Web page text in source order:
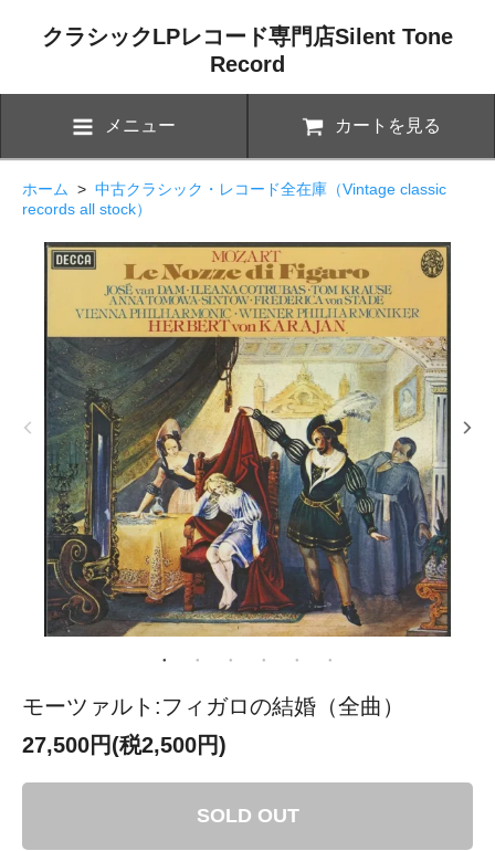
クラシックLPレコード専門店Silent Tone
Record
メニュー カートを見る
ホーム > 中古クラシック・レコード全在庫（Vintage classic
records all stock）
モーツァルト:フィガロの結婚（全曲）
27,500円(税2,500円)
SOLD OUT